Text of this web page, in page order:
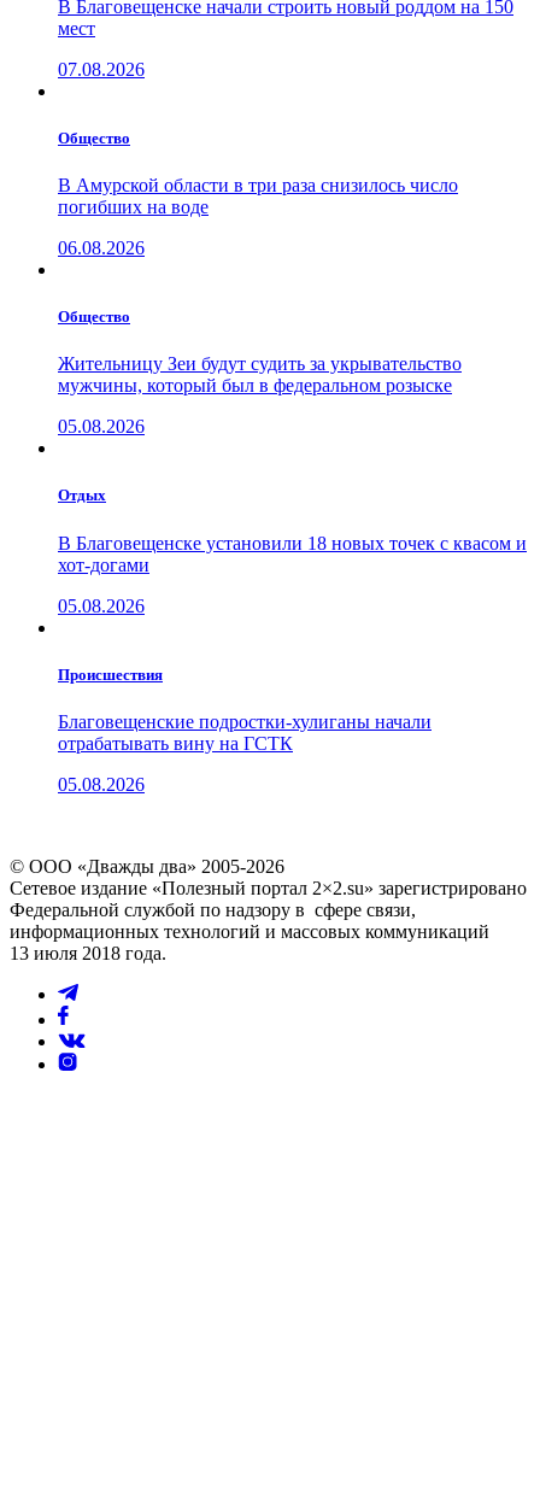
В Благовещенске начали строить новый роддом на 150
мест
07.08.2026
Общество
В Амурской области в три раза снизилось число
погибших на воде
06.08.2026
Общество
Жительницу Зеи будут судить за укрывательство
мужчины, который был в федеральном розыске
05.08.2026
Отдых
В Благовещенске установили 18 новых точек с квасом и
хот-догами
05.08.2026
Проиcшествия
Благовещенские подростки-хулиганы начали
отрабатывать вину на ГСТК
05.08.2026
© ООО «Дважды два» 2005-2026
Сетевое издание «Полезный портал 2×2.su» зарегистрировано
Федеральной службой по надзору в сфере связи,
информационных технологий и массовых коммуникаций
13 июля 2018 года.